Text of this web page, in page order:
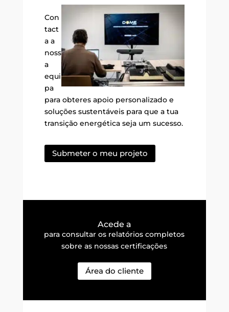
Con
tact
a a
noss
a
equi
pa
para obteres apoio personalizado e
soluções sustentáveis para que a tua
transição energética seja um sucesso.
Submeter o meu projeto
Acede a
para consultar os relatórios completos
sobre as nossas certificações
Área do cliente